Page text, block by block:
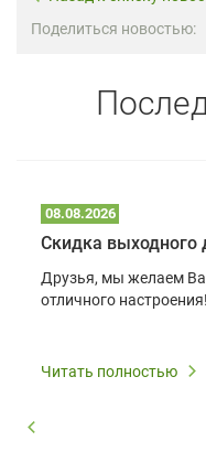
Поделиться новостью:
08.08.2026
Скидка выходного
Друзья, мы желаем
отличного настроения!
Читать полностью